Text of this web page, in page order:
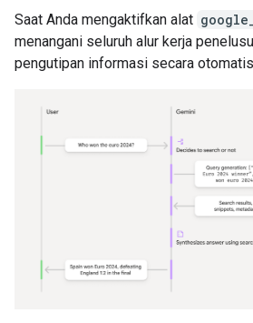
Saat Anda mengaktifkan alat
menangani seluruh alur kerja
pengutipan informasi secara